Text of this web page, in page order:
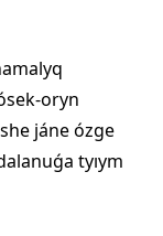
oryn
jáne ózge
tyıym